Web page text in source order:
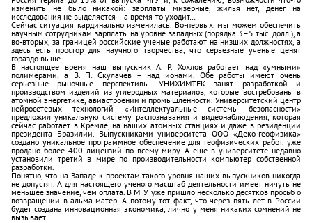
изменить не было никакой: зарплаты мизерные, жилья нет, денег на
исследования не выделяется – а время-то уходит…
Сейчас ситуация кардинально изменилась. Во-первых, мы можем обеспечить
научным сотрудникам зарплаты на уровне западных (порядка 3–5 тыс. долл.), а
во-вторых, за границей российские ученые работают на низших должностях, а
здесь есть простор для научного творчества, что серьезные ученые ценят
гораздо выше.
В настоящее время наш выпускник А. Р. Хохлов работает над «умными»
полимерами, а В. П. Скулачев – над ионами. Обе работы имеют очень
серьезные рыночные перспективы. УНИХИМТЕК занят разработкой и
производством изделий из углеродных материалов, которые востребованы в
атомной энергетике, авиастроении и промышленности. Университетский центр
нейросетевых технологий «Интеллектуальные системы безопасности»
предложил уникальную систему распознавания и видеонаблюдения, которая
сейчас работает в Кремле, на наших атомных станциях и даже в резиденции
президента Бразилии. Выпускниками университета ООО «Деко-геофизика»
создано уникальное программное обеспечение для геофизических работ, уже
продано более 400 лицензий по всему миру. А еще в университете недавно
установили третий в мире по производительности компьютер собственной
разработки.
Понятно, что на Западе к проектам такого уровня наших выпускников никогда
не допустят. А для настоящего ученого масштаб деятельности имеет ничуть не
меньшее значение, чем оплата. В МГУ уже пришло несколько десятков просьб о
возвращении в альма-матер. А потому тот факт, что через пять лет в России
будет создана инновационная экономика, лично у меня никаких сомнений не
вызывает.